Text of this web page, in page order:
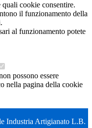
quali cookie consentire.
il funzionamento della
al funzionamento potete
possono essere
nella pagina della cookie
Industria Artigianato L.B.